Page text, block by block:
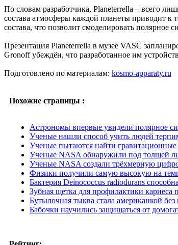
По словам разработчика, Planeterrella – всего
состава атмосферы каждой планеты приводит к
состава, что позволит смоделировать полярное
Презентация Planeterrella в музее VASC
Gronoff убеждён, что разработанное им
Подготовлено по материалам: kosmo-apparaty.ru
Похожие страницы :
Астрономы впервые увидели полярное
Ученые нашли способ учить людей
Ученые пытаются найти
Ученые NASA обнаружили под толщей
Ученые NASA создали трёхмерную
Физики получили самую высокую на
Бактерия Deinococcus radiodurans
Зубная щетка для профилактики
Бутылочная тыква стала американкой
Бабочки научились защищаться от